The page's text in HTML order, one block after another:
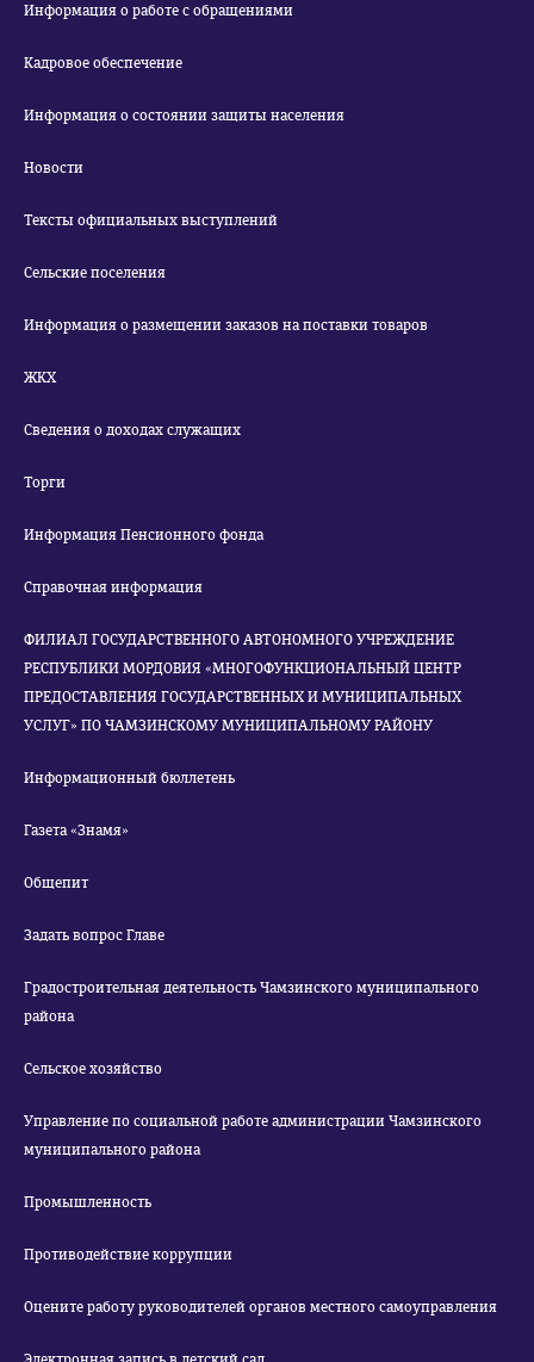
Информация о работе с обращениями
Кадровое обеспечение
Информация о состоянии защиты населения
Новости
Тексты официальных выступлений
Сельские поселения
Информация о размещении заказов на поставки товаров
ЖКХ
Сведения о доходах служащих
Торги
Информация Пенсионного фонда
Справочная информация
ФИЛИАЛ ГОСУДАРСТВЕННОГО АВТОНОМНОГО УЧРЕЖДЕНИЕ
РЕСПУБЛИКИ МОРДОВИЯ «МНОГОФУНКЦИОНАЛЬНЫЙ ЦЕНТР
ПРЕДОСТАВЛЕНИЯ ГОСУДАРСТВЕННЫХ И МУНИЦИПАЛЬНЫХ
УСЛУГ» ПО ЧАМЗИНСКОМУ МУНИЦИПАЛЬНОМУ РАЙОНУ
Информационный бюллетень
Газета «Знамя»
Общепит
Задать вопрос Главе
Градостроительная деятельность Чамзинского муниципального
района
Сельское хозяйство
Управление по социальной работе администрации Чамзинского
муниципального района
Промышленность
Противодействие коррупции
Оцените работу руководителей органов местного самоуправления